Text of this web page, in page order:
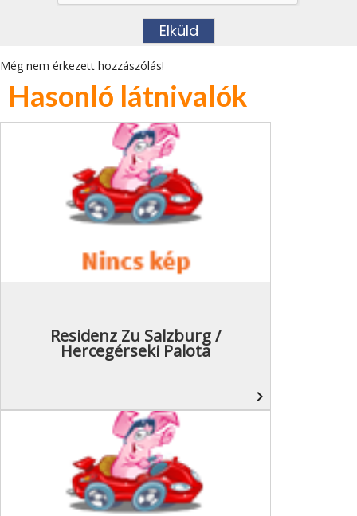
Még nem érkezett hozzászólás!
Hasonló látnivalók
Residenz Zu Salzburg /
Hercegérseki Palota
navigate_next